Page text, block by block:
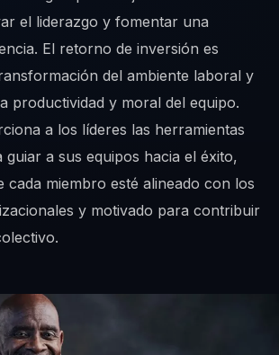
el liderazgo y fomentar una
El retorno de inversión es
del ambiente laboral y
productividad y moral del equipo.
a los líderes las herramientas
guiar a sus equipos hacia el éxito,
cada miembro esté alineado con los
y motivado para contribuir